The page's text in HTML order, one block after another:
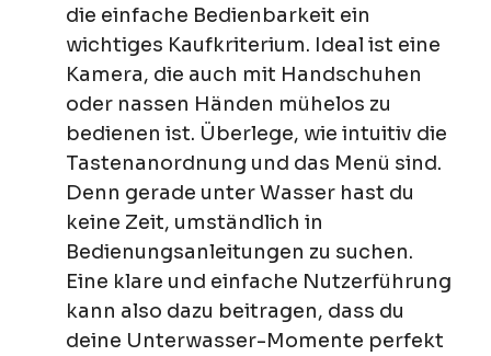
die einfache Bedienbarkeit ein
wichtiges Kaufkriterium. Ideal ist eine
Kamera, die auch mit Handschuhen
oder nassen Händen mühelos zu
bedienen ist. Überlege, wie intuitiv die
Tastenanordnung und das Menü sind.
Denn gerade unter Wasser hast du
keine Zeit, umständlich in
Bedienungsanleitungen zu suchen.
Eine klare und einfache Nutzerführung
kann also dazu beitragen, dass du
deine Unterwasser-Momente perfekt